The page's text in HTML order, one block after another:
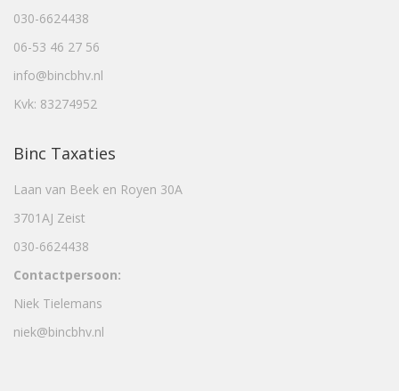
030-6624438
06-53 46 27 56
info@bincbhv.nl
Kvk: 83274952
Binc Taxaties
Laan van Beek en Royen 30A
3701AJ Zeist
030-6624438
Contactpersoon:
Niek Tielemans
niek@bincbhv.nl